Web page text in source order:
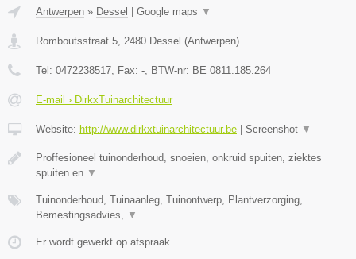
Antwerpen » Dessel | Google maps ▼
Romboutsstraat 5 2480 Dessel (Antwerpen)
Tel: 0472238517 , Fax: - , BTW-nr: BE 0811.185.264
E-mail › DirkxTuinarchitectuur
Website: http://www.dirkxtuinarchitectuur.be | Screenshot ▼
Proffesioneel tuinonderhoud, snoeien, onkruid spuiten, ziektes
spuiten en ▼
Tuinonderhoud, Tuinaanleg, Tuinontwerp, Plantverzorging,
Bemestingsadvies,
▼
Er wordt gewerkt op afspraak.